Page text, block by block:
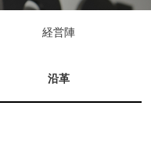
経営陣
沿革